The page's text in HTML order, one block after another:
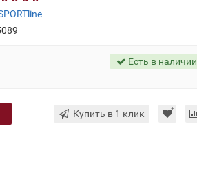
Есть в наличии
Купить в 1 клик